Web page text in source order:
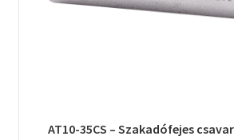
AT10-35CS – Szakadófejes